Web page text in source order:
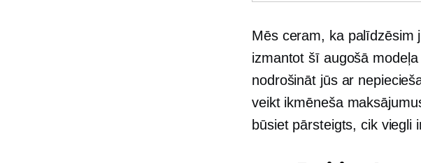
Mēs ceram, ka palīdzēsim
izmantot šī augošā
nodrošināt jūs ar
veikt ikmēneša
būsiet pārsteigts, cik viegli